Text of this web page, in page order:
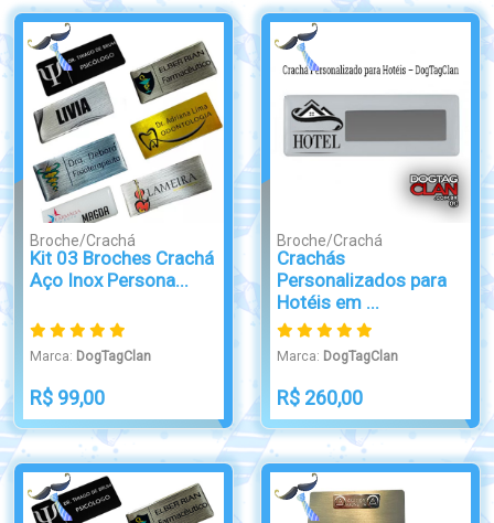
Broche/Crachá
Kit 03 Broches Crachá
Aço Inox Persona...
Marca: DogTagClan
R$ 99,00
Broche/Crachá
Crachás
Personalizados para
Hotéis em ...
Marca: DogTagClan
R$ 260,00